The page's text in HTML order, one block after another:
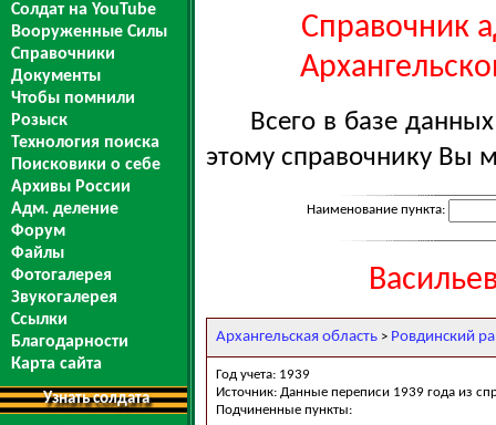
Солдат на YouTube
Вооруженные Силы
Справочники
Документы
Чтобы помнили
Розыск
Технология поиска
Поисковики о себе
Архивы России
Адм. деление
Форум
Файлы
Фотогалерея
Звукогалерея
Ссылки
Благодарности
Карта сайта
Узнать солдата
Справочник
Всего в базе
этому справочнику Вы
Наименование пункта:
Архангельская область > Ровдинский
Год учета: 1939
Источник: Данные переписи 1939 года из
Подчиненные пункты: